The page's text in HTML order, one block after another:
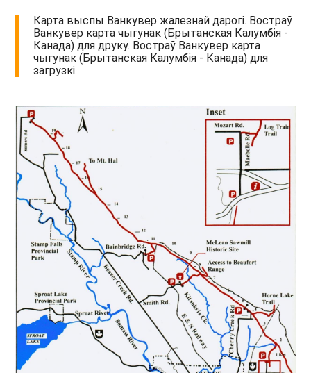
Карта выспы Ванкувер жалезнай дарогі. Востраў
Ванкувер карта чыгунак (Брытанская Калумбія -
Канада) для друку. Востраў Ванкувер карта
чыгунак (Брытанская Калумбія - Канада) для
загрузкі.